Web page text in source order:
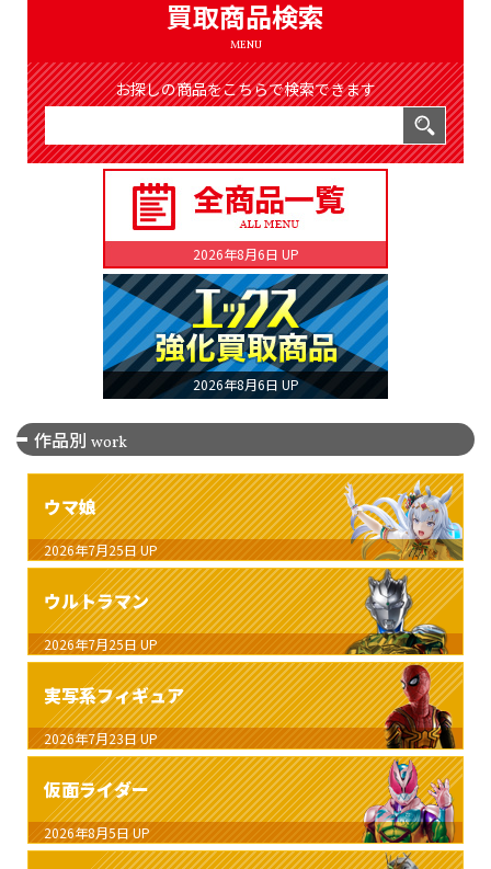
買取商品検索
MENU
お探しの商品をこちらで検索できます
2026年8月6日 UP
2026年8月6日 UP
作品別 work
ウマ娘
2026年7月25日 UP
ウルトラマン
2026年7月25日 UP
実写系フィギュア
2026年7月23日 UP
仮面ライダー
2026年8月5日 UP